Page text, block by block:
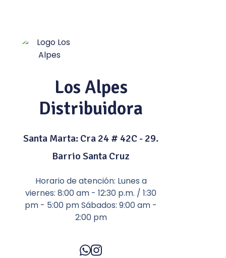
Los Alpes
Distribuidora
Santa Marta: Cra 24 # 42C - 29.
Barrio Santa Cruz
Horario de atención: Lunes a
viernes: 8:00 am - 12:30 p.m. / 1:30
pm - 5:00 pm Sábados: 9:00 am -
2:00 pm